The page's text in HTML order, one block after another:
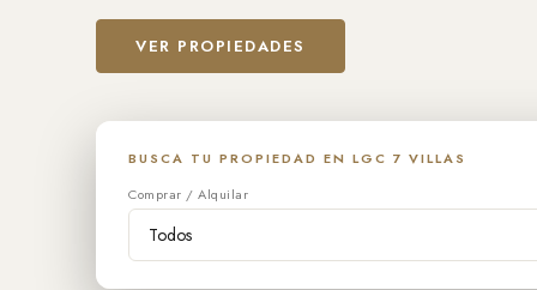
VER PROPIEDADES
BUSCA TU PROPIEDAD EN LGC 7 VILLAS
Comprar / Alquilar